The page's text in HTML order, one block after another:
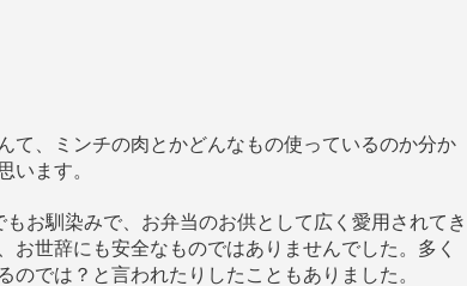
て、ミンチの肉とかどんなもの使っているのか分か
います。
お馴染みで、お弁当のお供として広く愛用されてき
世辞にも安全なものではありませんでした。多く
では？と言われたりしたこともありました。